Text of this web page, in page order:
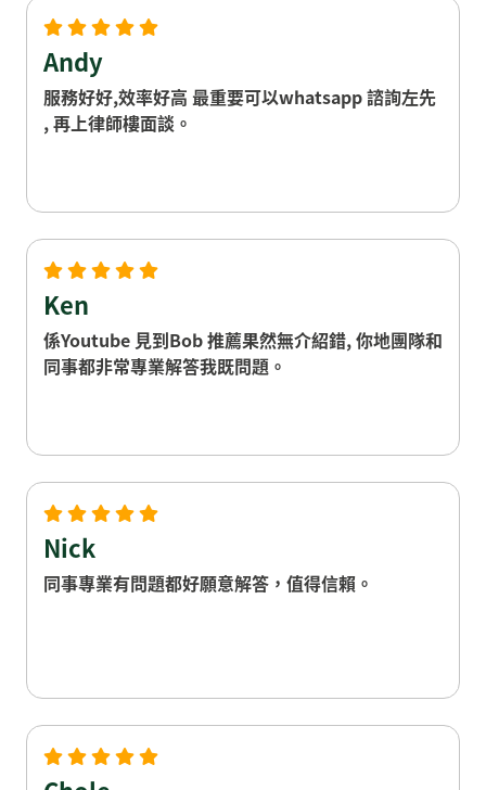
Andy
服務好好,效率好高 最重要可以whatsapp 諮詢左先
, 再上律師樓面談。
Ken
係Youtube 見到Bob 推薦果然無介紹錯, 你地團隊和
同事都非常專業解答我既問題。
Nick
同事專業有問題都好願意解答，值得信賴。